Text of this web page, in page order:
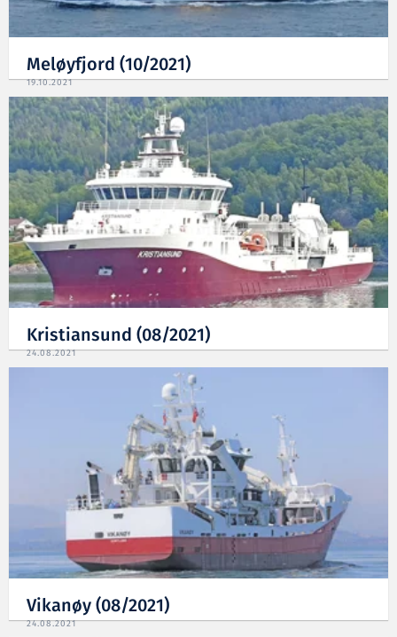
Meløyfjord (10/2021)
19.10.2021
Kristiansund (08/2021)
24.08.2021
Vikanøy (08/2021)
24.08.2021